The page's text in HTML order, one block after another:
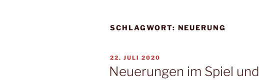
SCHLAGWORT: NEUERUNG
VERÖFFENTLICHT
AM
22. JULI 2020
Neuerungen im Spiel und